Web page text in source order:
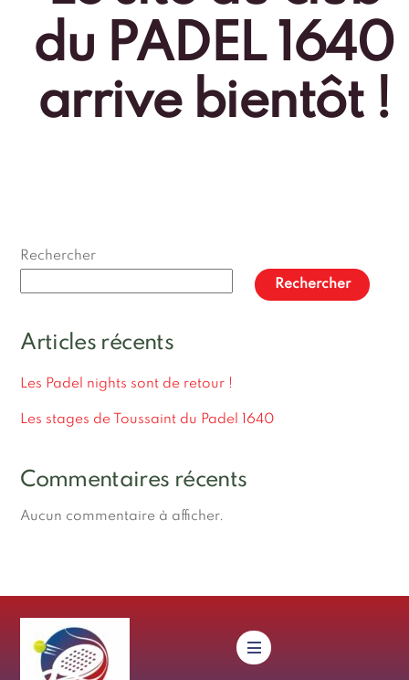
du PADEL 1640
arrive bientôt !
Rechercher
Rechercher
Articles récents
Les Padel nights sont de retour !
Les stages de Toussaint du Padel 1640
Commentaires récents
Aucun commentaire à afficher.
Menu